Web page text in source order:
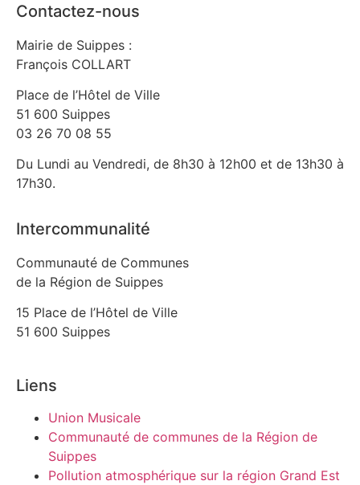
Contactez-nous
Mairie de Suippes :
François COLLART
Place de l’Hôtel de Ville
51 600 Suippes
03 26 70 08 55
Du Lundi au Vendredi, de 8h30 à 12h00 et de 13h30 à
17h30.
Intercommunalité
Communauté de Communes
de la Région de Suippes
15 Place de l’Hôtel de Ville
51 600 Suippes
Liens
Union Musicale
Communauté de communes de la Région de
Suippes
Pollution atmosphérique sur la région Grand Est